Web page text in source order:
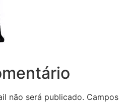
não será publicado. Campos